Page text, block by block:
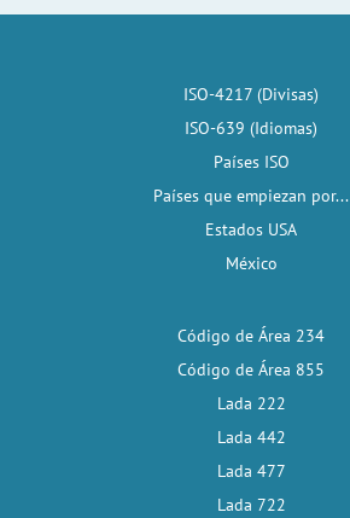
ISO-4217 (Divisas)
ISO-639 (Idiomas)
Países ISO
Países que empiezan por...
Estados USA
México
Código de Área 234
Código de Área 855
Lada 222
Lada 442
Lada 477
Lada 722